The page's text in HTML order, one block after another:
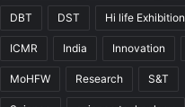
DBT DST Hi life Exhibition
ICMR India Innovation
MoHFW Research S&T